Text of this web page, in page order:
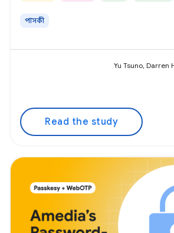
পাসকী
Yu Tsuno, Darren
Read the study